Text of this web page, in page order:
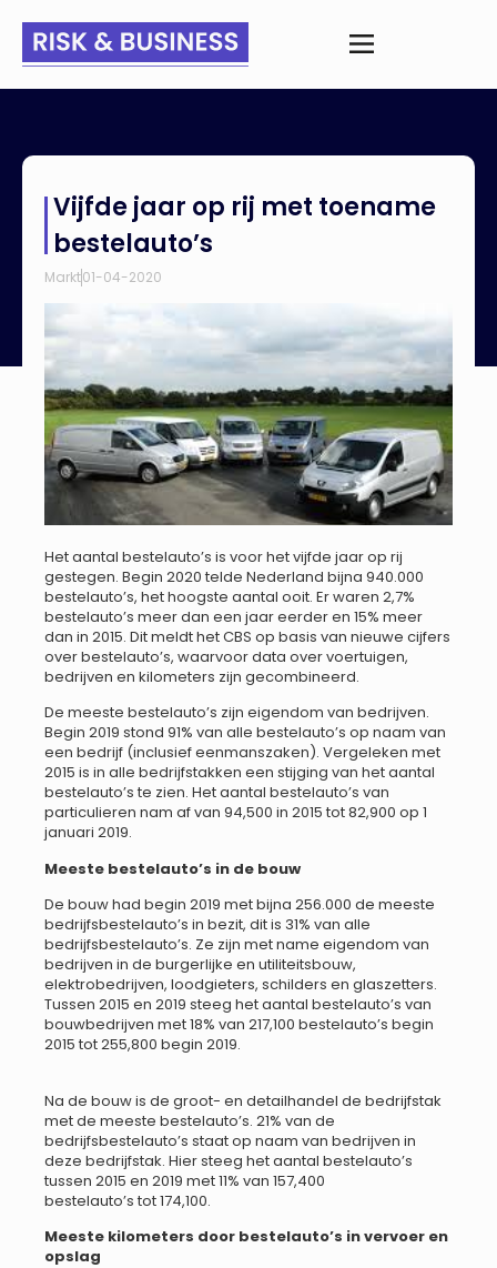
Vijfde jaar op rij met toename
bestelauto’s
Markt01-04-2020
Het aantal bestelauto’s is voor het vijfde jaar op rij
gestegen. Begin 2020 telde Nederland bijna 940.000
bestelauto’s, het hoogste aantal ooit. Er waren 2,7%
bestelauto’s meer dan een jaar eerder en 15% meer
dan in 2015. Dit meldt het CBS op basis van nieuwe cijfers
over bestelauto’s, waarvoor data over voertuigen,
bedrijven en kilometers zijn gecombineerd.
De meeste bestelauto’s zijn eigendom van bedrijven.
Begin 2019 stond 91% van alle bestelauto’s op naam van
een bedrijf (inclusief eenmanszaken). Vergeleken met
2015 is in alle bedrijfstakken een stijging van het aantal
bestelauto’s te zien. Het aantal bestelauto’s van
particulieren nam af van 94,500 in 2015 tot 82,900 op 1
januari 2019.
Meeste bestelauto’s in de bouw
De bouw had begin 2019 met bijna 256.000 de meeste
bedrijfsbestelauto’s in bezit, dit is 31% van alle
bedrijfsbestelauto’s. Ze zijn met name eigendom van
bedrijven in de burgerlijke en utiliteitsbouw,
elektrobedrijven, loodgieters, schilders en glaszetters.
Tussen 2015 en 2019 steeg het aantal bestelauto’s van
bouwbedrijven met 18% van 217,100 bestelauto’s begin
2015 tot 255,800 begin 2019.
Na de bouw is de groot- en detailhandel de bedrijfstak
met de meeste bestelauto’s. 21% van de
bedrijfsbestelauto’s staat op naam van bedrijven in
deze bedrijfstak. Hier steeg het aantal bestelauto’s
tussen 2015 en 2019 met 11% van 157,400
bestelauto’s tot 174,100.
Meeste kilometers door bestelauto’s in vervoer en
opslag